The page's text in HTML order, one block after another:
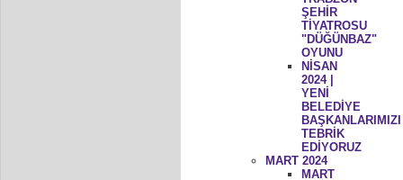
ŞEHİR
TİYATROSU
"DÜĞÜNBAZ"
OYUNU
NİSAN
2024 |
YENİ
BELEDİYE
BAŞKANLARIMIZI
TEBRİK
EDİYORUZ
MART 2024
MART